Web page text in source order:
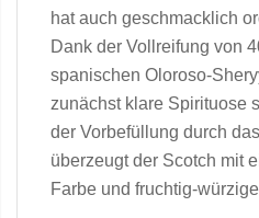
hat auch geschmacklich
Dank der Vollreifung von
spanischen Oloroso-
zunächst klare Spirituose
der Vorbefüllung durch
überzeugt der Scotch mit
Farbe und fruchtig-